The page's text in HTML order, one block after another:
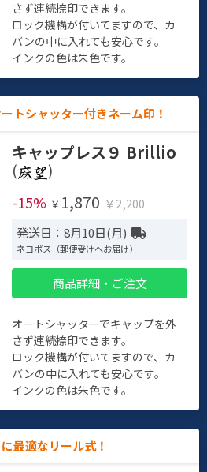
さず連続捺印できます。
ロック機構が付いてますので、カ
バンの中に入れても安心です。
インクの色は朱色です。
トシャッター付きネーム印！
キャップレス９ Brillio
(
)
-15% ￥ 1,870 ￥2,200
発送日：8月10日(月)
ネコポス（郵便受けへお届け）
商品詳細・ご注文
オートシャッターでキャップを外
さず連続捺印できます。
ロック機構が付いてますので、カ
バンの中に入れても安心です。
インクの色は朱色です。
最適なリール式！